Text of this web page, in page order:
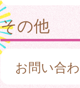
その他
お問い合